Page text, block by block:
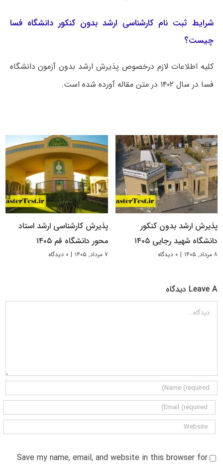
شرایط ثبت نام کارشناسی ارشد بدون کنکور دانشگاه فسا
چیست؟
کلیه اطلاعات لازم درخصوص پذیرش ارشد بدون آزمون دانشگاه
فسا در سال ۱۴۰۲ در متن مقاله آورده شده است.
پذیرش ارشد بدون کنکور
دانشگاه شهید رجایی ۱۴۰۵
۸ مرداد, ۱۴۰۵ | ۰ دیدگاه
پذیرش کارشناسی ارشد استاد
محور دانشگاه قم ۱۴۰۵
۷ مرداد, ۱۴۰۵ | ۰ دیدگاه
Leave A دیدگاه
دیدگاه
Save my name, email, and website in this browser for